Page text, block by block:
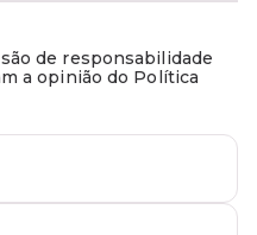
de responsabilidade
a opinião do Política